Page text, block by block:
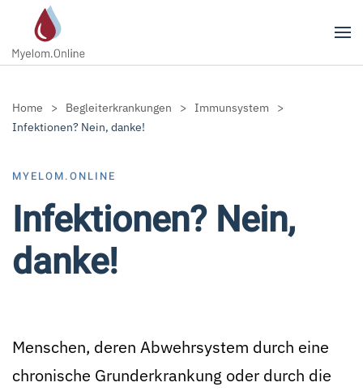
Zum Hauptinhalt springen
Home Begleiterkrankungen
Immunsystem
Infektionen? Nein, danke!
MYELOM.ONLINE
Infektionen? Nein,
danke!
Menschen, deren Abwehrsystem durch eine
chronische Grunderkrankung oder durch die